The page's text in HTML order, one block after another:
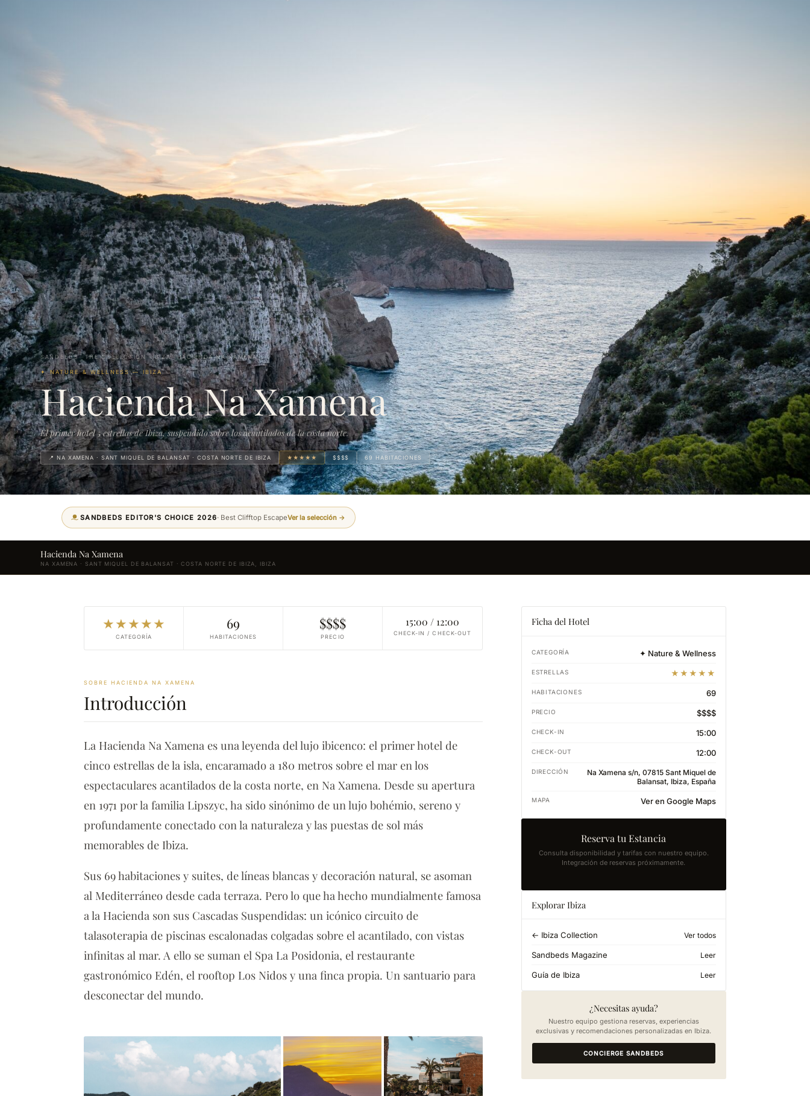
SANDBEDS—THE COLLECTION—IBIZA—HACIENDA NA XAMENA
✦ NATURE & WELLNESS — IBIZA
Hacienda Na Xamena
El primer hotel 5 estrellas de Ibiza, suspendido sobre los acantilados de la costa norte.
📍 NA XAMENA · SANT MIQUEL DE BALANSAT · COSTA NORTE DE IBIZA ★★★★★ $$$$ 69 HABITACIONES
SANDBEDS EDITOR'S CHOICE 2026· Best Clifftop EscapeVer la selección →
Hacienda Na Xamena
NA XAMENA · SANT MIQUEL DE BALANSAT · COSTA NORTE DE IBIZA, IBIZA
★★★★★
CATEGORÍA
69
HABITACIONES
$$$$
PRECIO
15:00 / 12:00
CHECK-IN / CHECK-OUT
SOBRE HACIENDA NA XAMENA
Introducción
La Hacienda Na Xamena es una leyenda del lujo ibicenco: el primer hotel de
cinco estrellas de la isla, encaramado a 180 metros sobre el mar en los
espectaculares acantilados de la costa norte, en Na Xamena. Desde su apertura
en 1971 por la familia Lipszyc, ha sido sinónimo de un lujo bohémio, sereno y
profundamente conectado con la naturaleza y las puestas de sol más
memorables de Ibiza.
Sus 69 habitaciones y suites, de líneas blancas y decoración natural, se asoman
al Mediterráneo desde cada terraza. Pero lo que ha hecho mundialmente famosa
a la Hacienda son sus Cascadas Suspendidas: un icónico circuito de
talasoterapia de piscinas escalonadas colgadas sobre el acantilado, con vistas
infinitas al mar. A ello se suman el Spa La Posidonia, el restaurante
gastronómico Edén, el rooftop Los Nidos y una finca propia. Un santuario para
desconectar del mundo.
Ficha del Hotel
CATEGORÍA ✦ Nature & Wellness
ESTRELLAS ★★★★★
HABITACIONES 69
PRECIO $$$$
CHECK-IN 15:00
CHECK-OUT 12:00
DIRECCIÓN
Na Xamena s/n, 07815 Sant Miquel de
Balansat, Ibiza, España
MAPA Ver en Google Maps
Reserva tu Estancia
Consulta disponibilidad y tarifas con nuestro equipo.
Integración de reservas próximamente.
Explorar Ibiza
← Ibiza Collection Ver todos
Sandbeds Magazine Leer
Guía de Ibiza Leer
¿Necesitas ayuda?
Nuestro equipo gestiona reservas, experiencias
exclusivas y recomendaciones personalizadas en Ibiza.
CONCIERGE SANDBEDS